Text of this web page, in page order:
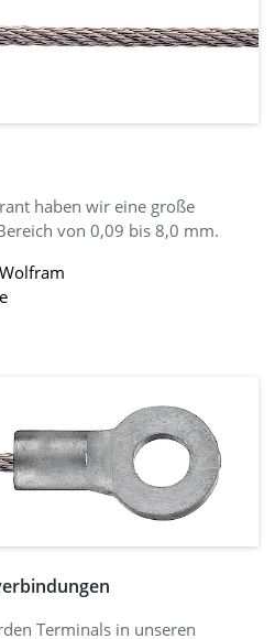
haben wir eine große
von 0,09 bis 8,0 mm.
Wolfram
Terminals in unseren